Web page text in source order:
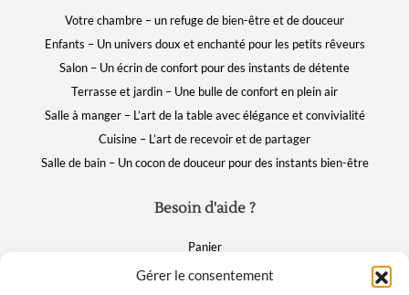
Gérer le consentement
Besoin d'aide ?
Panier
FAQ
Votre chambre – un refuge de bien-être et de douceur
Enfants – Un univers doux et enchanté pour les petits rêveurs
Salon – Un écrin de confort pour des instants de détente
Terrasse et jardin – Une bulle de confort en plein air
Salle à manger – L’art de la table avec élégance et convivialité
Cuisine – L’art de recevoir et de partager
Salle de bain – Un cocon de douceur pour des instants bien-être